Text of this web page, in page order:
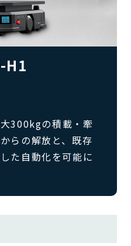
H1
300kgの積載・牽
らの解放と、既存
た自動化を可能に